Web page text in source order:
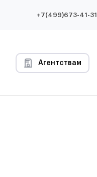
+7(499)673-41-31
Агентствам